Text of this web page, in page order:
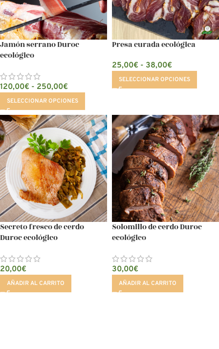
Jamón serrano Duroc
ecológico
120,00€ - 250,00€
SELECCIONAR OPCIONES
Presa curada ecológica
25,00€ - 38,00€
SELECCIONAR OPCIONES
Secreto fresco de cerdo
Duroc ecológico
20,00€
AÑADIR AL CARRITO
Solomillo de cerdo Duroc
ecológico
30,00€
AÑADIR AL CARRITO